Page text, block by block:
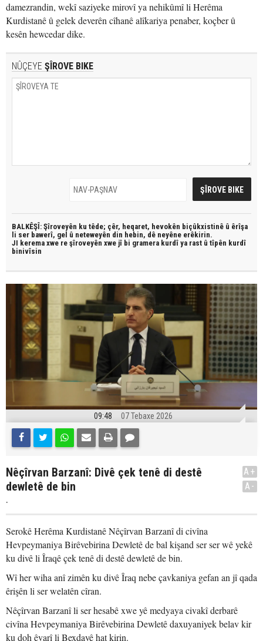
damezrandin, wekî saziyeke mirovî ya nehikûmî li Herêma
Kurdistanê û gelek deverên cîhanê alîkariya penaber, koçber û
kesên hewcedar dike.
NÛÇEYE ŞÎROVE BIKE
BALKÊŞÎ: Şîroveyên ku têde; çêr, heqaret, hevokên biçûkxistinê û êrîşa
li ser bawerî, gel û neteweyên din hebin, dê neyêne erêkirin.
JI kerema xwe re şîroveyên xwe jî bi gramera kurdî ya rast û tîpên kurdî
binivîsin
09:48 07 Tebaxe 2026
Nêçîrvan Barzanî: Divê çek tenê di destê
dewletê de bin
.
A+
A-
Serokê Herêma Kurdistanê Nêçîrvan Barzanî di civîna
Hevpeymaniya Birêvebirina Dewletê de bal kişand ser ser wê yekê
ku divê li Îraqê çek tenê di destê dewletê de bin.
Wî her wiha anî zimên ku divê Îraq nebe çavkaniya gefan an jî qada
êrişên li ser welatên cîran.
Nêçîrvan Barzanî li ser hesabê xwe yê medyaya civakî derbarê
civîna Hevpeymaniya Birêvebirina Dewletê daxuyaniyek belav kir
ku doh êvarî li Bexdayê hat kirin.